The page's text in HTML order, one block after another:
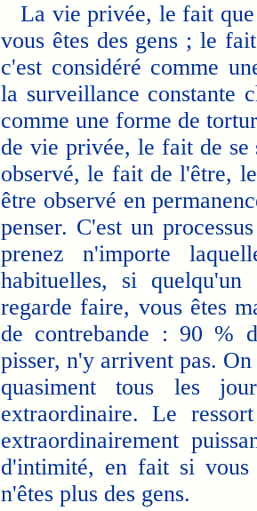
La vie privée, le fait
vous êtes des gens ; le
c'est considéré comme
la surveillance constante
comme une forme de
de vie privée, le fait de
observé, le fait de l'être,
être observé en
penser. C'est un
prenez n'importe
habituelles, si
regarde faire, vous êtes
de contrebande : 90 %
pisser, n'y arrivent pas.
quasiment tous les
extraordinaire. Le
extraordinairement
d'intimité, en fait si
n'êtes plus des gens.